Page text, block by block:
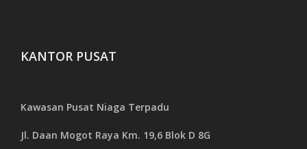
KANTOR PUSAT
Kawasan Pusat Niaga Terpadu
Jl. Daan Mogot Raya Km. 19,6 Blok D 8G